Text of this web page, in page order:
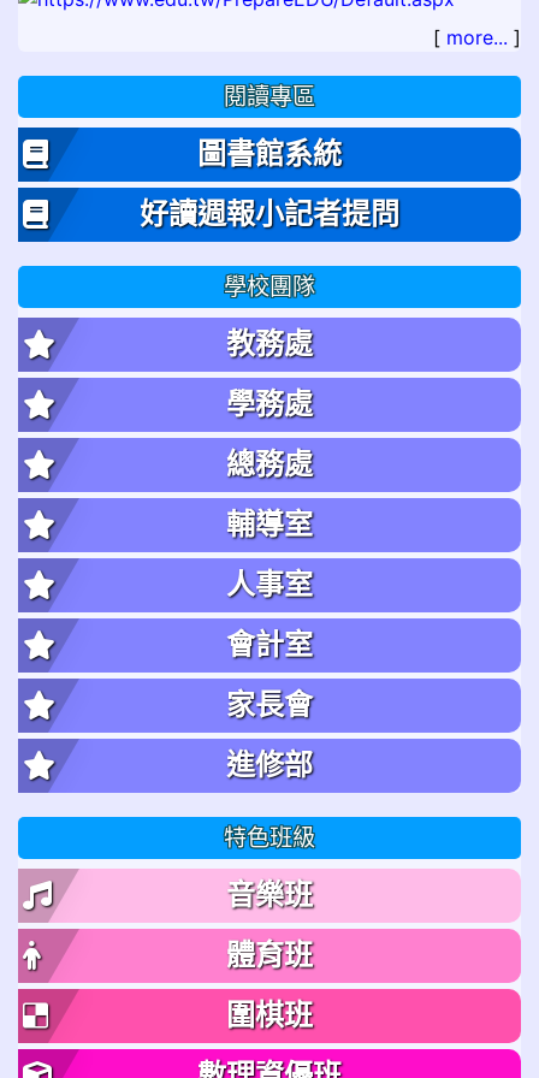
[ more... ]
閱讀專區
圖書館系統
好讀週報小記者提問
學校團隊
教務處
學務處
總務處
輔導室
人事室
會計室
家長會
進修部
特色班級
音樂班
體育班
圍棋班